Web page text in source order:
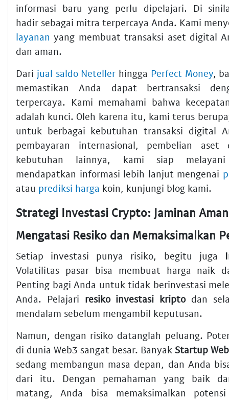
informasi baru yang perlu dipelajari. Di
hadir sebagai mitra terpercaya Anda. Kami
layanan yang membuat transaksi aset digital
dan aman.
Dari jual saldo Neteller hingga Perfect Money,
memastikan Anda dapat bertransaksi
terpercaya. Kami memahami bahwa
adalah kunci. Oleh karena itu, kami terus
untuk berbagai kebutuhan transaksi digital
pembayaran internasional, pembelian aset
kebutuhan lainnya, kami siap
mendapatkan informasi lebih lanjut mengenai
atau prediksi harga koin, kunjungi blog kami.
Mengatasi Resiko dan Memaksimalkan
Setiap investasi punya risiko, begitu juga
Volatilitas pasar bisa membuat harga naik
Penting bagi Anda untuk tidak berinvestasi
Anda. Pelajari resiko investasi kriptodan
mendalam sebelum mengambil keputusan.
Namun, dengan risiko datanglah peluang.
di dunia Web3 sangat besar. Banyak Startup
sedang membangun masa depan, dan Anda
dari itu. Dengan pemahaman yang baik
matang, Anda bisa memaksimalkan